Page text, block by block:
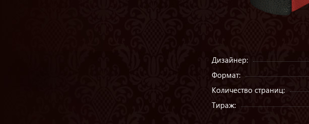
Дизайнер:
Формат:
Количество страниц:
Тираж: